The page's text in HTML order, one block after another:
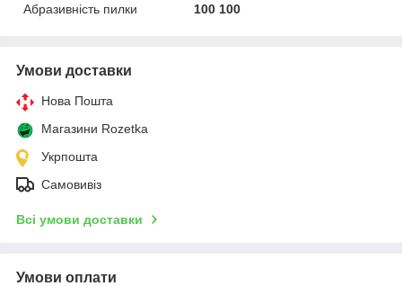
Абразивність пилки
100 100
Умови доставки
Нова Пошта
Магазини Rozetka
Укрпошта
Самовивіз
Всі умови доставки
Умови оплати